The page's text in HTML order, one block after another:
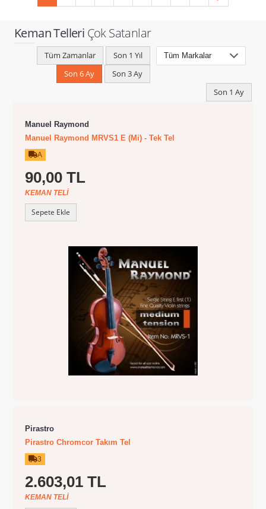
Keman Telleri Çok Satanlar
Tüm Zamanlar
Son 1 Yıl
Son 6 Ay
Son 3 Ay
Son 1 Ay
Manuel Raymond
Manuel Raymond MRVS1 E (Mi) - Tek Tel
A
90,00 TL
KEMAN TELI
Sepete Ekle
Pirastro
Pirastro Chromcor Takım Tel
3
2.603,01 TL
KEMAN TELI